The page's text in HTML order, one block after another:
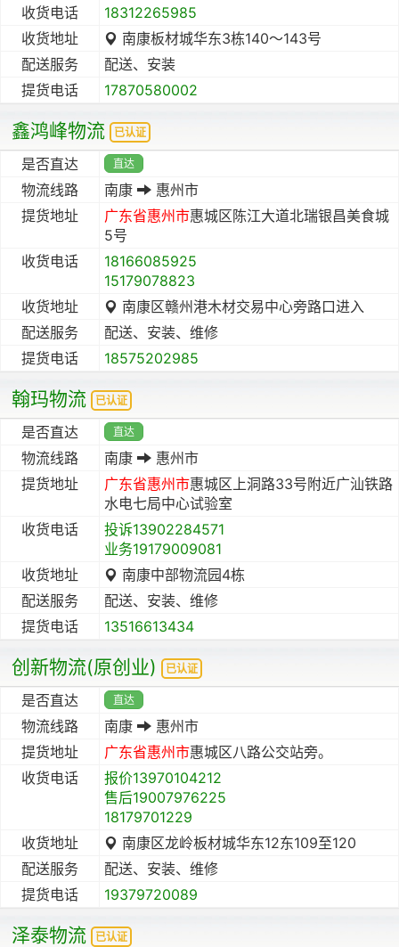
收货电话
18312265985
收货地址
南康板材城华东3栋140～143号
配送服务
配送、安装
提货电话
17870580002
鑫鸿峰物流 已认证
是否直达 直达
物流线路 南康
惠州市
提货地址
广东省惠州市惠城区陈江大道北瑞银昌美食城
5号
收货电话
18166085925
15179078823
收货地址
南康区赣州港木材交易中心旁路口进入
配送服务
配送、安装、维修
提货电话
18575202985
翰玛物流 已认证
是否直达 直达
物流线路 南康
惠州市
提货地址
广东省惠州市惠城区上洞路33号附近广汕铁路
水电七局中心试验室
收货电话
投诉13902284571
业务19179009081
收货地址
南康中部物流园4栋
配送服务
配送、安装、维修
提货电话
13516613434
创新物流(原创业) 已认证
是否直达 直达
物流线路 南康
惠州市
提货地址
广东省惠州市惠城区八路公交站旁。
收货电话
报价13970104212
售后19007976225
18179701229
收货地址
南康区龙岭板材城华东12东109至120
配送服务
配送、安装、维修
提货电话
19379720089
泽泰物流 已认证